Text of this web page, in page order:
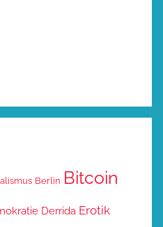
Berlin Bitcoin
Derrida Erotik